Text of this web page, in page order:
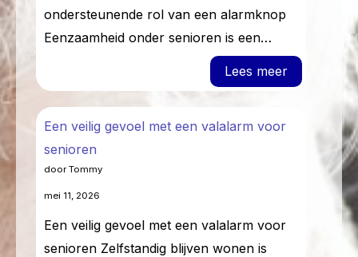
ondersteunende rol van een alarmknop
Eenzaamheid onder senioren is een…
Lees meer:
Een veilig gevoel met een valalarm voor
senioren
door Tommy
mei 11, 2026
Een veilig gevoel met een valalarm voor
senioren Zelfstandig blijven wonen is